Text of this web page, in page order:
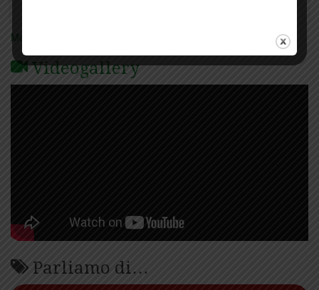
Mostra tutte le locandine
Videogallery
Parliamo di…